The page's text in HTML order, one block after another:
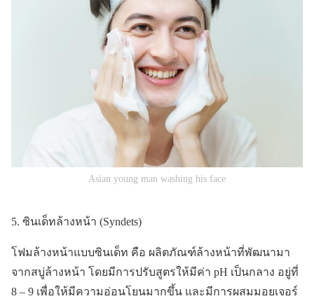
Asian young man washing his face
5. ซินเด็ทล้างหน้า (Syndets)
โฟมล้างหน้าแบบซินเด็ท คือ ผลิตภัณฑ์ล้างหน้าที่พัฒนามา
จากสบู่ล้างหน้า โดยมีการปรับสูตรให้มีค่า pH เป็นกลาง อยู่ที่
8 – 9 เพื่อให้มีความอ่อนโยนมากขึ้น และมีการผสมมอยเจอร์